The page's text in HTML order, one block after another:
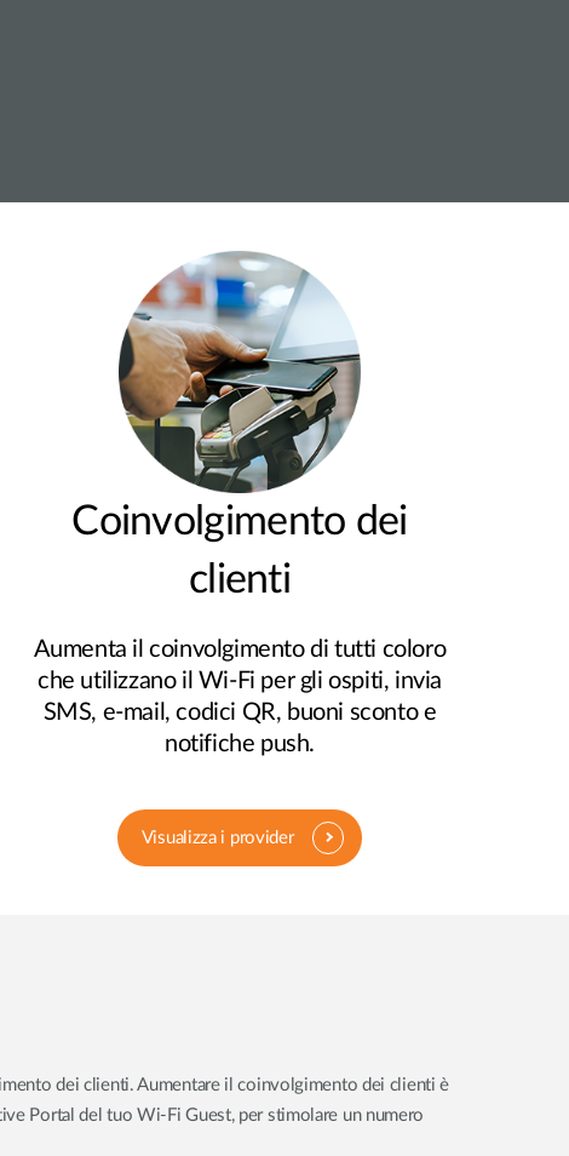
Coinvolgimento dei
clienti
Aumenta il coinvolgimento di tutti coloro
che utilizzano il Wi-Fi per gli ospiti, invia
SMS, e-mail, codici QR, buoni sconto e
notifiche push.
Visualizza i provider
dei clienti. Aumentare il coinvolgimento dei clienti è
Portal del tuo Wi-Fi Guest, per stimolare un numero